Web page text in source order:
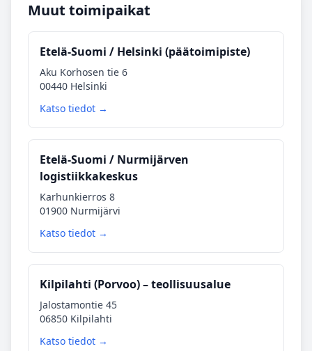
Muut toimipaikat
Etelä‑Suomi / Helsinki (päätoimipiste)
Aku Korhosen tie 6
00440 Helsinki
Katso tiedot →
Etelä‑Suomi / Nurmijärven
logistiikkakeskus
Karhunkierros 8
01900 Nurmijärvi
Katso tiedot →
Kilpilahti (Porvoo) – teollisuusalue
Jalostamontie 45
06850 Kilpilahti
Katso tiedot →